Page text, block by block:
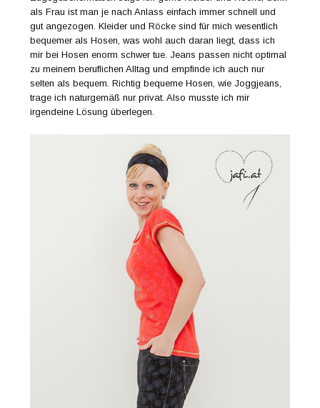
als Frau ist man je nach Anlass einfach immer schnell und
gut angezogen. Kleider und Röcke sind für mich wesentlich
bequemer als Hosen, was wohl auch daran liegt, dass ich
mir bei Hosen enorm schwer tue. Jeans passen nicht optimal
zu meinem beruflichen Alltag und empfinde ich auch nur
selten als bequem. Richtig bequeme Hosen, wie Joggjeans,
trage ich naturgemäß nur privat. Also musste ich mir
irgendeine Lösung überlegen.